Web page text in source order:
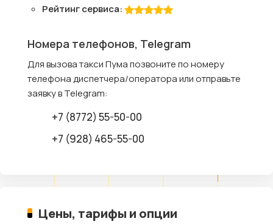
Рейтинг сервиса:
Номера телефонов, Telegram
Для вызова такси Пума позвоните по номеру
телефона диспетчера/оператора или отправьте
заявку в Telegram:
+7 (8772) 55-50-00
+7 (928) 465-55-00
Цены, тарифы и опции